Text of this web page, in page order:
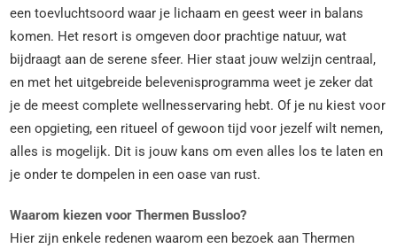
een toevluchtsoord waar je lichaam en geest weer in balans
komen. Het resort is omgeven door prachtige natuur, wat
bijdraagt aan de serene sfeer. Hier staat jouw welzijn centraal,
en met het uitgebreide belevenisprogramma weet je zeker dat
je de meest complete wellnesservaring hebt. Of je nu kiest voor
een opgieting, een ritueel of gewoon tijd voor jezelf wilt nemen,
alles is mogelijk. Dit is jouw kans om even alles los te laten en
je onder te dompelen in een oase van rust.
Waarom kiezen voor Thermen Bussloo?
Hier zijn enkele redenen waarom een bezoek aan Thermen